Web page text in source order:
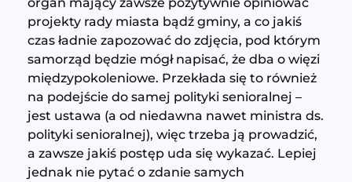
projekty rady miasta bądź gminy, a co jakiś
czas ładnie zapozować do zdjęcia, pod którym
samorząd będzie mógł napisać, że dba o więzi
międzypokoleniowe. Przekłada się to również
na podejście do samej polityki senioralnej –
jest ustawa (a od niedawna nawet ministra ds.
polityki senioralnej), więc trzeba ją prowadzić,
a zawsze jakiś postęp uda się wykazać. Lepiej
jednak nie pytać o zdanie samych